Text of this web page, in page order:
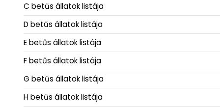
C betűs állatok listája
D betűs állatok listája
E betűs állatok listája
F betűs állatok listája
G betűs állatok listája
H betűs állatok listája